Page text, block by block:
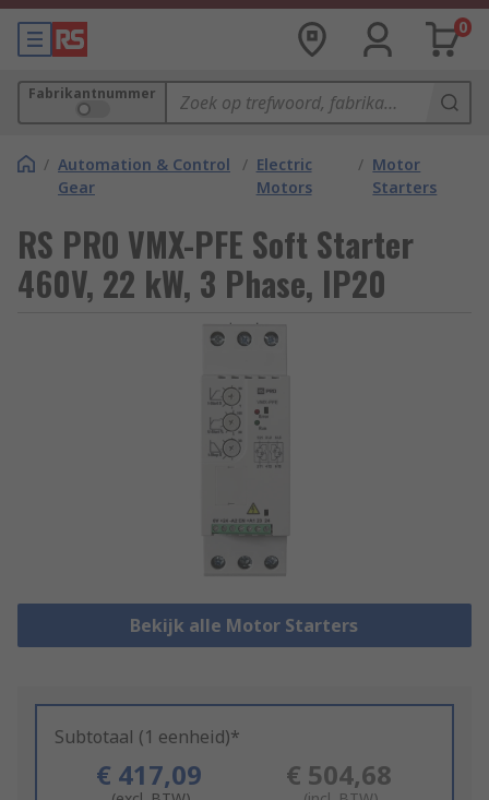
0
Fabrikantnummer
/ Automation & Control
Gear
/ Electric
Motors
/ Motor
Starters
RS PRO VMX-PFE Soft Starter
460V, 22 kW, 3 Phase, IP20
Bekijk alle Motor Starters
Subtotaal (1 eenheid)*
€ 417,09 € 504,68